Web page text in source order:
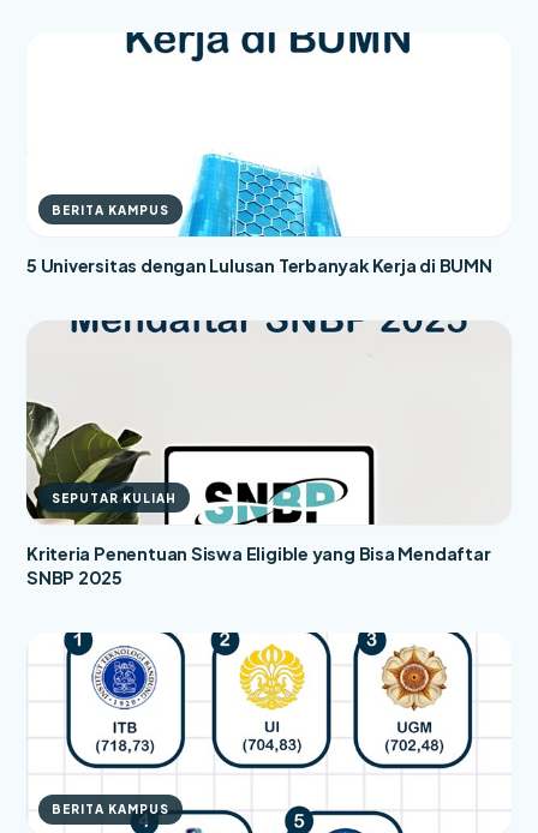
BERITA KAMPUS
5 Universitas dengan Lulusan Terbanyak Kerja di BUMN
SEPUTAR KULIAH
Kriteria Penentuan Siswa Eligible yang Bisa Mendaftar
SNBP 2025
BERITA KAMPUS